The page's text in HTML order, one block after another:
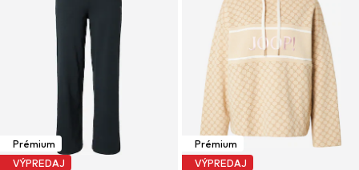
Prémium
VÝPREDAJ
Prémium
VÝPREDAJ